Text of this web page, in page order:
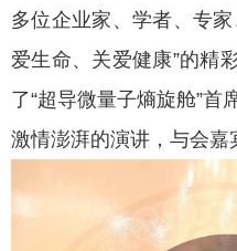
多位企业家、学者、专
爱生命、关爱健康”的精
了“超导微量子熵旋舱”首
激情澎湃的演讲，与会嘉